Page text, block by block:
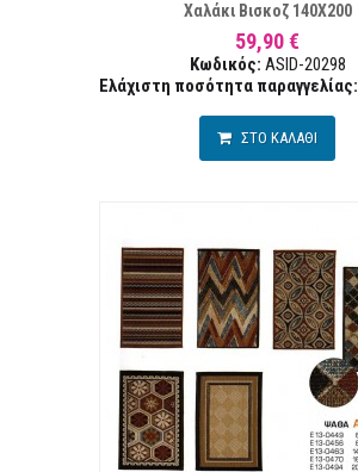
Χαλάκι Βισκοζ 140Χ200
59,90 €
Κωδικός: ASID-20298
Ελάχιστη ποσότητα παραγγελίας:
ΣΤΟ ΚΑΛΑΘΙ